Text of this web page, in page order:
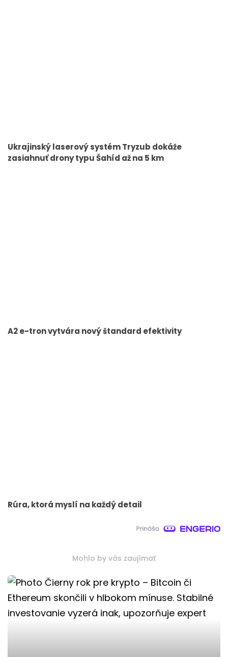
Ukrajinský laserový systém Tryzub dokáže
zasiahnuť drony typu Šahíd až na 5 km
A2 e-tron vytvára nový štandard efektivity
Rúra, ktorá myslí na každý detail
Mohlo by vás zaujímať